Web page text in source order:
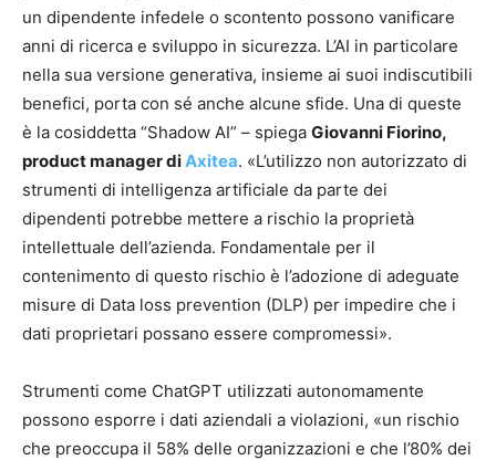
un dipendente infedele o scontento possono vanificare
anni di ricerca e sviluppo in sicurezza. L’AI in particolare
nella sua versione generativa, insieme ai suoi indiscutibili
benefici, porta con sé anche alcune sfide. Una di queste
è la cosiddetta “Shadow AI” – spiega Giovanni Fiorino,
product manager diAxitea. «L’utilizzo non autorizzato di
strumenti di intelligenza artificiale da parte dei
dipendenti potrebbe mettere a rischio la proprietà
intellettuale dell’azienda. Fondamentale per il
contenimento di questo rischio è l’adozione di adeguate
misure di Data loss prevention (DLP) per impedire che i
dati proprietari possano essere compromessi».
Strumenti come ChatGPT utilizzati autonomamente
possono esporre i dati aziendali a violazioni, «un rischio
che preoccupa il 58% delle organizzazioni e che l’80% dei